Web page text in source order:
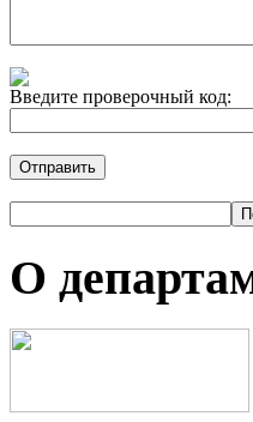
Введите проверочный код:
Отправить
О